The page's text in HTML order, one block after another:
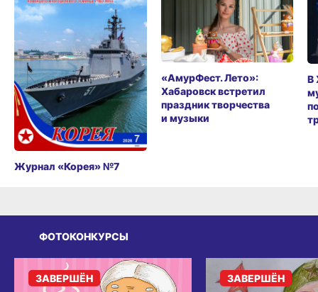
Журнал «Корея» №7
«АмурФест. Лето»:
Хабаровск встретил
праздник творчества
и музыки
В
ФОТОКОНКУРСЫ
ЗАВЕРШЁН ЗАВЕРШЁН